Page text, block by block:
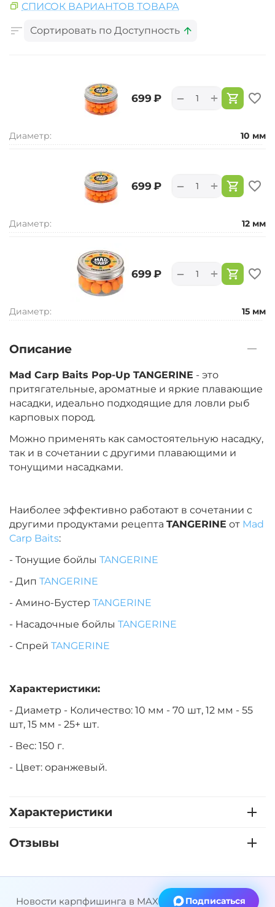
СПИСОК ВАРИАНТОВ ТОВАРА
Сортировать по Доступность
‍699‍ ₽ +
−
Диаметр: 10 мм
‍699‍ ₽ +
−
Диаметр: 12 мм
‍699‍ ₽ +
−
Диаметр: 15 мм
Описание
Mad Carp Baits Pop-Up TANGERINE - это
притягательные, ароматные и яркие плавающие
насадки, идеально подходящие для ловли рыб
карповых пород.
Можно применять как самостоятельную насадку,
так и в сочетании с другими плавающими и
тонущими насадками.
Наиболее эффективно работают в сочетании с
другими продуктами рецепта TANGERINE от Mad
Carp Baits:
- Тонущие бойлы TANGERINE
- Дип TANGERINE
- Амино-Бустер TANGERINE
- Насадочные бойлы TANGERINE
- Спрей TANGERINE
Характеристики:
- Диаметр - Количество: 10 мм - 70 шт, 12 мм - 55
шт, 15 мм - 25+ шт.
- Вес: 150 г.
- Цвет: оранжевый.
Характеристики
Отзывы
Новости карпфишинга в MAX Подписаться